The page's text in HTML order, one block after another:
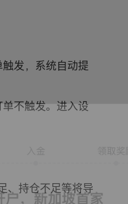
发，系统自动提
不触发。进入设
、持仓不足等将导